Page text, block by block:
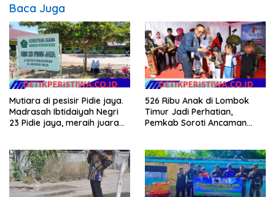
Baca Juga
Mutiara di pesisir Pidie jaya.
Madrasah Ibtidaiyah Negri
23 Pidie jaya, meraih juara
526 Ribu Anak di Lombok
Timur Jadi Perhatian,
Pemkab Soroti Ancaman